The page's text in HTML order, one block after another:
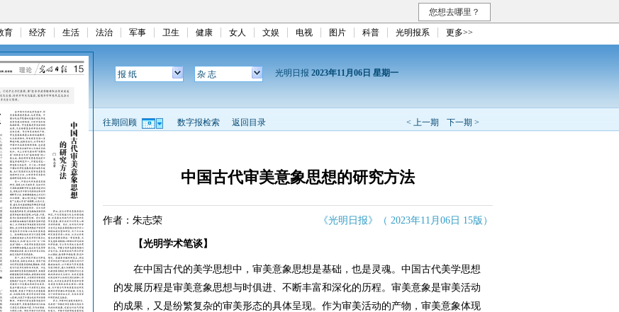
您想去哪里？
育 经济 生活 法治 军事 卫生 健康 女人 文娱 电视 图片 科普 光明报系 更多>>
报 纸 杂 志 光明日报 2023年11月06日 星期一
< 上一期 下一期 >
往期回顾 数字报检索 返回目录
中国古代审美意象思想的研究方法
作者：朱志荣 《光明日报》（ 2023年11月06日 15版）
【光明学术笔谈】
在中国古代的美学思想中，审美意象思想是基础，也是灵魂。中国古代美学思想
的发展历程是审美意象思想与时俱进、不断丰富和深化的历程。审美意象是审美活动
的成果，又是纷繁复杂的审美形态的具体呈现。作为审美活动的产物，审美意象体现